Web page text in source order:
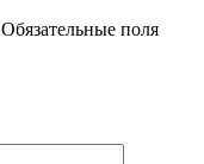
Обязательные поля